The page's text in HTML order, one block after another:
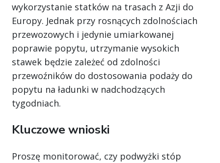
wykorzystanie statków na trasach z Azji do
Europy. Jednak przy rosnących zdolnościach
przewozowych i jedynie umiarkowanej
poprawie popytu, utrzymanie wysokich
stawek będzie zależeć od zdolności
przewoźników do dostosowania podaży do
popytu na ładunki w nadchodzących
tygodniach.
Kluczowe wnioski
Proszę monitorować, czy podwyżki stóp